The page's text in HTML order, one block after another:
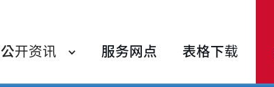
公开资讯 服务网点 表格下载